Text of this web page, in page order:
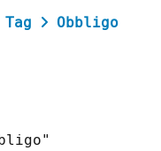
Tag Obbligo